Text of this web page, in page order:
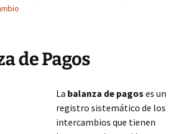
de Pagos
La balanza de pagos es un
registro sistemático de los
intercambios que tienen